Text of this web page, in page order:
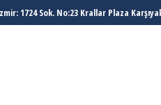
1724 Sok. No:23 Krallar Plaza
ÜRÜNLER